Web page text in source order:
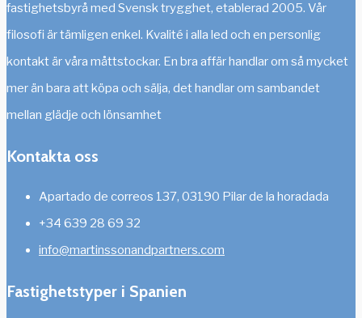
fastighetsbyrå med Svensk trygghet, etablerad 2005. Vår
filosofi är tämligen enkel. Kvalité i alla led och en personlig
kontakt är våra måttstockar. En bra affär handlar om så mycket
mer än bara att köpa och sälja, det handlar om sambandet
mellan glädje och lönsamhet
Kontakta oss
Apartado de correos 137, 03190 Pilar de la horadada
+34 639 28 69 32
info@martinssonandpartners.com
Fastighetstyper i Spanien